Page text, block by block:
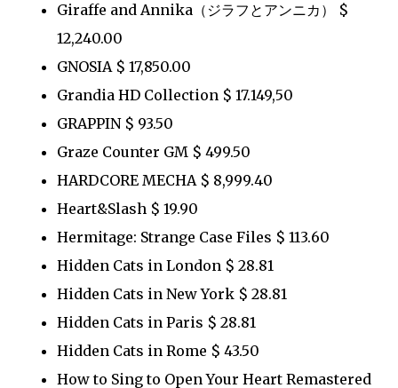
Giraffe and Annika（ジラフとアンニカ） $
12,240.00
GNOSIA $ 17,850.00
Grandia HD Collection $ 17.149,50
GRAPPIN $ 93.50
Graze Counter GM $ 499.50
HARDCORE MECHA $ 8,999.40
Heart&Slash $ 19.90
Hermitage: Strange Case Files $ 113.60
Hidden Cats in London $ 28.81
Hidden Cats in New York $ 28.81
Hidden Cats in Paris $ 28.81
Hidden Cats in Rome $ 43.50
How to Sing to Open Your Heart Remastered